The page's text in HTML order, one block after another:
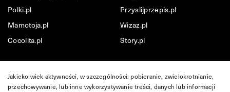
Polki.pl
Przyslijprzepis.pl
Mamotoja.pl
Wizaz.pl
Cocolita.pl
Story.pl
Jakiekolwiek aktywności, w szczególności: pobieranie, zwielokrotnianie,
przechowywanie, lub inne wykorzystywanie treści, danych lub informacji